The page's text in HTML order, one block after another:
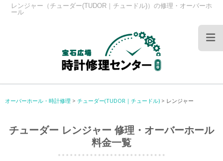
レンジャー（チューダー(TUDOR｜チュードル)）の修理・オーバーホ
ール
オーバーホール・時計修理 > チューダー(TUDOR｜チュードル) > レンジャー
チューダー レンジャー 修理・オーバーホール
料金一覧